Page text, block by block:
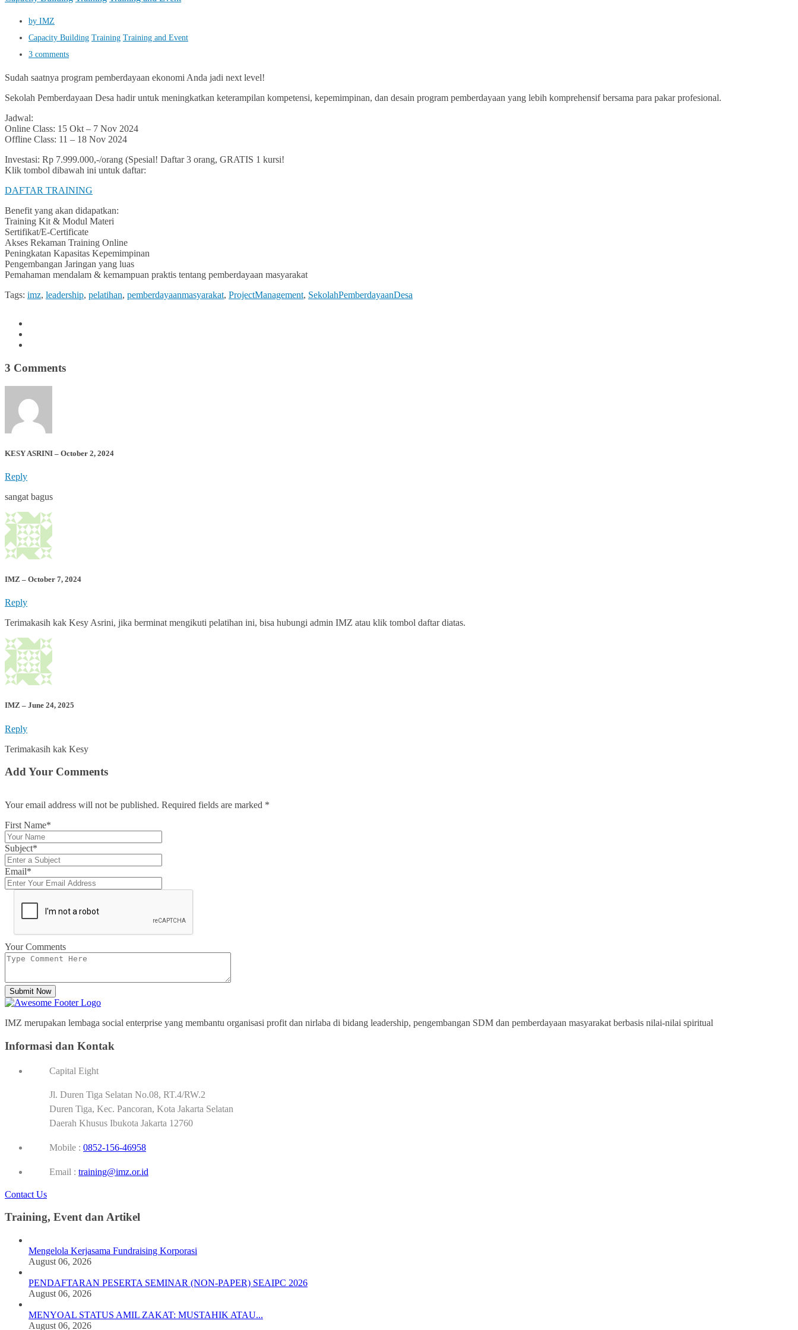
by IMZ
Capacity Building Training Training and Event
3 comments
Sudah saatnya program pemberdayaan ekonomi Anda jadi next level!
Sekolah Pemberdayaan Desa hadir untuk meningkatkan keterampilan kompetensi, kepemimpinan, dan desain program pemberdayaan yang lebih komprehensif bersama para pakar profesional.
Jadwal:
Online Class: 15 Okt – 7 Nov 2024
Offline Class: 11 – 18 Nov 2024
Investasi: Rp 7.999.000,-/orang (Spesial! Daftar 3 orang, GRATIS 1 kursi!
Klik tombol dibawah ini untuk daftar:
DAFTAR TRAINING
Benefit yang akan didapatkan:
Training Kit & Modul Materi
Sertifikat/E-Certificate
Akses Rekaman Training Online
Peningkatan Kapasitas Kepemimpinan
Pengembangan Jaringan yang luas
Pemahaman mendalam & kemampuan praktis tentang pemberdayaan masyarakat
Tags: imz, leadership, pelatihan, pemberdayaanmasyarakat, ProjectManagement, SekolahPemberdayaanDesa
3 Comments
KESY ASRINI – October 2, 2024
Reply
sangat bagus
IMZ – October 7, 2024
Reply
Terimakasih kak Kesy Asrini, jika berminat mengikuti pelatihan ini, bisa hubungi admin IMZ atau klik tombol daftar diatas.
IMZ – June 24, 2025
Reply
Terimakasih kak Kesy
Add Your Comments
Your email address will not be published. Required fields are marked *
First Name*
Subject*
Email*
Your Comments
Submit Now
IMZ merupakan lembaga social enterprise yang membantu organisasi profit dan nirlaba di bidang leadership, pengembangan SDM dan pemberdayaan masyarakat berbasis nilai-nilai spiritual
Informasi dan Kontak
Capital Eight
Jl. Duren Tiga Selatan No.08, RT.4/RW.2
Duren Tiga, Kec. Pancoran, Kota Jakarta Selatan
Daerah Khusus Ibukota Jakarta 12760
Mobile : 0852-156-46958
Email : training@imz.or.id
Contact Us
Training, Event dan Artikel
Mengelola Kerjasama Fundraising Korporasi
August 06, 2026
PENDAFTARAN PESERTA SEMINAR (NON-PAPER) SEAIPC 2026
August 06, 2026
MENYOAL STATUS AMIL ZAKAT: MUSTAHIK ATAU...
August 06, 2026